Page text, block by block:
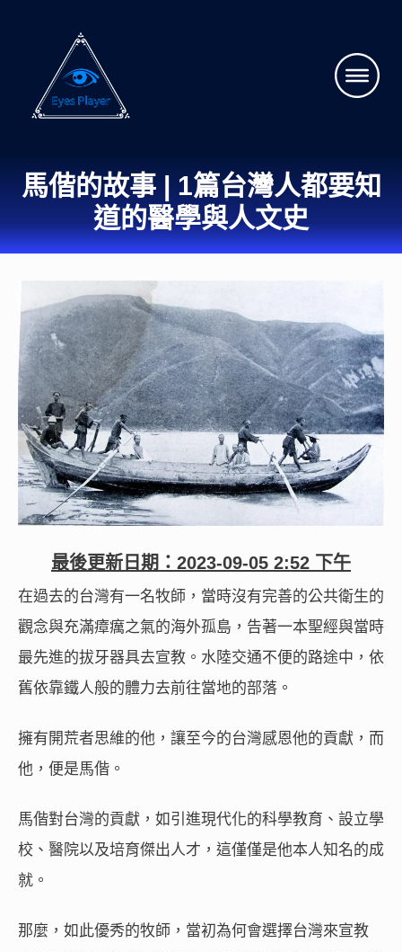
馬偕的故事 | 1篇台灣人都要知
道的醫學與人文史
最後更新日期： 2023-09-05 2:52 下午
在過去的台灣有一名牧師，當時沒有完善的公共衛生的
觀念與充滿瘴癘之氣的海外孤島，告著一本聖經與當時
最先進的拔牙器具去宣教。水陸交通不便的路途中，依
舊依靠鐵人般的體力去前往當地的部落。
擁有開荒者思維的他，讓至今的台灣感恩他的貢獻，而
他，便是馬偕。
馬偕對台灣的貢獻，如引進現代化的科學教育、設立學
校、醫院以及培育傑出人才，這僅僅是他本人知名的成
就。
那麼，如此優秀的牧師，當初為何會選擇台灣來宣教